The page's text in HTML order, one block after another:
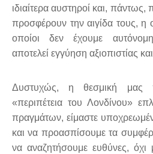
ιδιαίτερα αυστηροί και, πάντως,
προσφέρουν την αιγίδα τους, η
οποίοι δεν έχουμε
αποτελεί εγγύηση αξιοπιστίας
Δυστυχώς, η θεσμική μας
«περιπέτεια του Λονδίνου»
πραγμάτων, είμαστε
και να προασπίσουμε τα
να αναζητήσουμε ευθύνες,